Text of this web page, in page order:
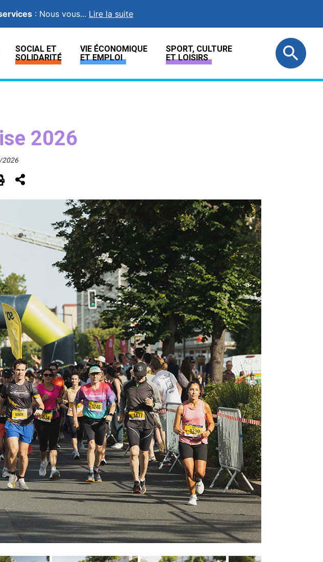
: Nous vous... Lire la suite
SOCIAL ET
SOLIDARITÉ
VIE ÉCONOMIQUE
ET EMPLOI
SPORT, CULTURE
ET LOISIRS
2026
2026